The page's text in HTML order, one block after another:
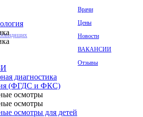
диагностика
(ФГДС и ФКС)
осмотры
осмотры
осмотры для детей
№78-01-
Врачи
Цены
Новости
ВАКАНСИИ
Отзывы